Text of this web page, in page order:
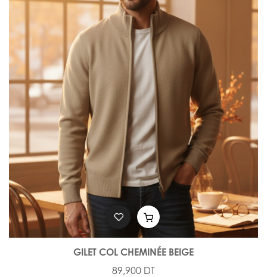
GILET COL CHEMINÉE BEIGE
89,900 DT